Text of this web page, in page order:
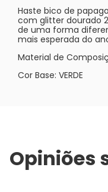
Haste bico de
com glitter dourado
de uma forma
mais esperada do
Material de
Cor Base: VERDE
Opiniões